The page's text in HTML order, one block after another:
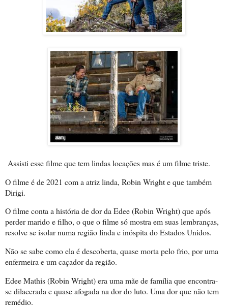
Assisti esse filme que tem lindas locações mas é um filme triste.
O filme é de 2021 com a atriz linda, Robin Wright e que também
Dirigi.
O filme conta a história de dor da Edee (Robin Wright) que após
perder marido e filho, o que o filme só mostra em suas lembranças,
resolve se isolar numa região linda e inóspita do Estados Unidos.
Não se sabe como ela é descoberta, quase morta pelo frio, por uma
enfermeira e um caçador da região.
Edee Mathis (Robin Wright) era uma mãe de família que encontra-
se dilacerada e quase afogada na dor do luto. Uma dor que não tem
remédio.